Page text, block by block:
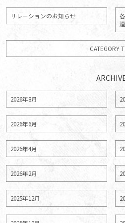
リレーションのお知らせ
CATEGORY
2026年8月
2026年6月
2026年4月
2026年2月
2025年12月